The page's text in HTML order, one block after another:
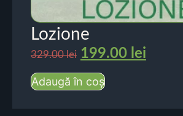
Lozione
329.00lei 199.00 lei
Adaugă în coș